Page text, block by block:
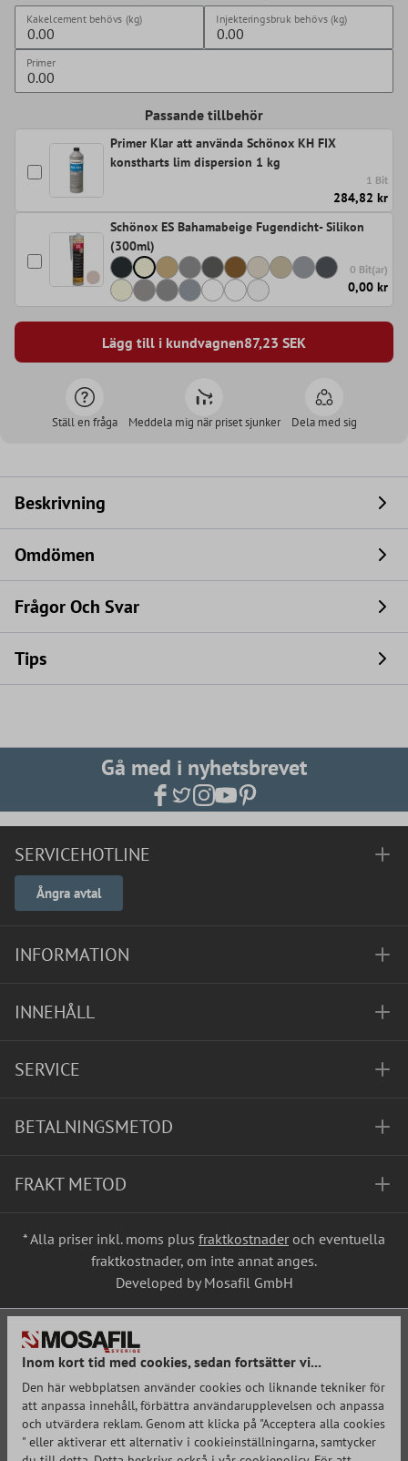
Kakelcement behövs (kg) Injekteringsbruk behövs (kg)
Primer
Passande tillbehör
Primer Klar att använda Schönox KH FIX
konstharts lim dispersion 1 kg
1 Bit
284,82 kr
Schönox ES Bahamabeige Fugendicht- Silikon
(300ml)
0 Bit(ar)
0,00 kr
Lägg till i kundvagnen87,23 SEK
Ställ en fråga Meddela mig när priset sjunker Dela med sig
Beskrivning
Omdömen
Frågor Och Svar
Tips
Gå med i nyhetsbrevet
SERVICEHOTLINE
Ångra avtal
INFORMATION
INNEHÅLL
SERVICE
BETALNINGSMETOD
FRAKT METOD
* Alla priser inkl. moms plus fraktkostnader och eventuella
fraktkostnader, om inte annat anges.
Developed by Mosafil GmbH
Inom kort tid med cookies, sedan fortsätter vi...
Den här webbplatsen använder cookies och liknande tekniker för
att anpassa innehåll, förbättra användarupplevelsen och anpassa
och utvärdera reklam. Genom att klicka på "Acceptera alla cookies
" eller aktiverar ett alternativ i cookieinställningarna, samtycker